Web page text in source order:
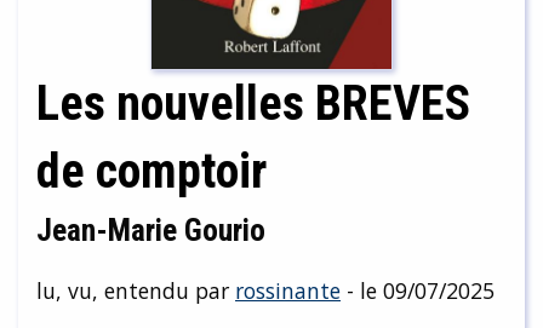
Les nouvelles BREVES
de comptoir
Jean-Marie Gourio
lu, vu, entendu par rossinante - le 09/07/2025